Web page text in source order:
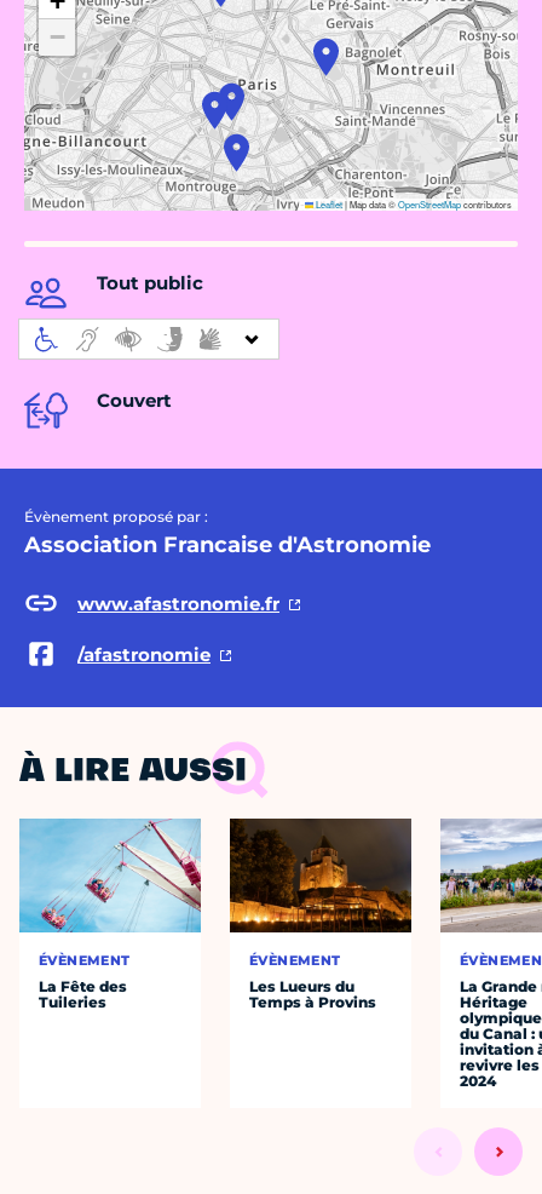
−
Leaflet|Map data ©OpenStreetMapcontributors
Tout public
Couvert
Évènement proposé par :
Association Francaise d'Astronomie
www.afastronomie.fr
/afastronomie
À LIRE AUSSI
ÉVÈNEMENT
La Fête des
Tuileries
ÉVÈNEMENT
Les Lueurs du
Temps à Provins
La
Héritage
olympique
du Canal :
invitation
revivre les
2024